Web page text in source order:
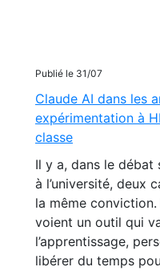
Publié le 31/07
Claude AI dans les
expérimentation à
classe
Il y a, dans le débat
à l’université, deux
la même conviction.
voient un outil qui
l’apprentissage,
libérer du temps